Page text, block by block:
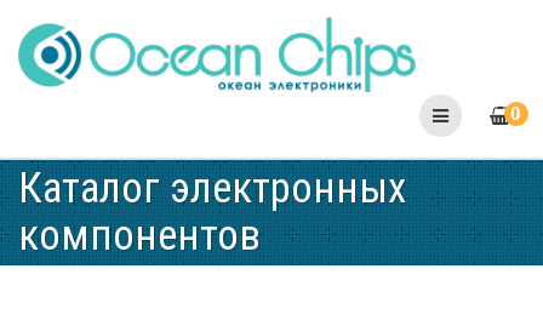
to
content
0
Каталог электронных
компонентов